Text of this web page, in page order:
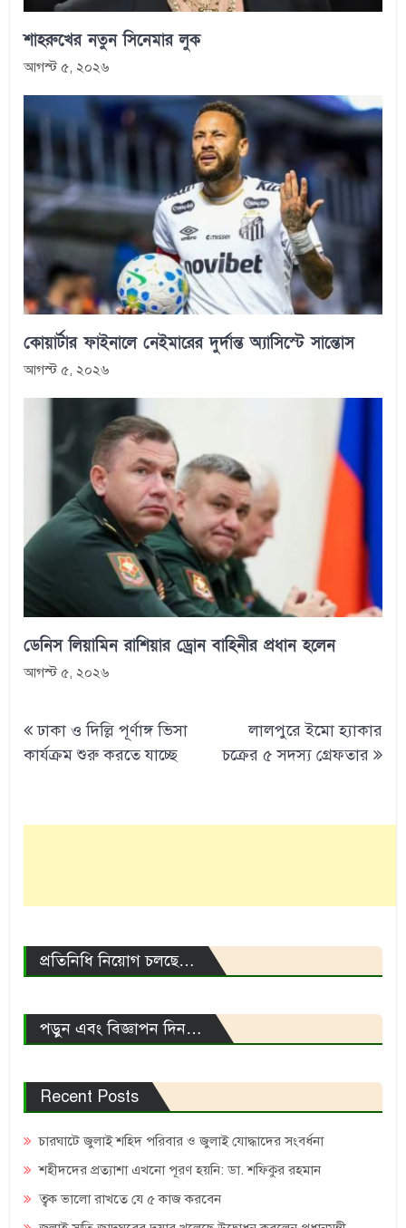
শাহরুখের নতুন সিনেমার লুক
আগস্ট ৫, ২০২৬
কোয়ার্টার ফাইনালে নেইমারের দুর্দান্ত অ্যাসিস্টে সান্তোস
আগস্ট ৫, ২০২৬
ডেনিস লিয়ামিন রাশিয়ার ড্রোন বাহিনীর প্রধান হলেন
আগস্ট ৫, ২০২৬
navigation
ঢাকা ও দিল্লি পূর্ণাঙ্গ ভিসা
কার্যক্রম শুরু করতে যাচ্ছে
লালপুরে ইমো হ্যাকার
চক্রের ৫ সদস্য গ্রেফতার
প্রতিনিধি নিয়োগ চলছে…
পড়ুন এবং বিজ্ঞাপন দিন…
Recent Posts
চারঘাটে জুলাই শহিদ পরিবার ও জুলাই যোদ্ধাদের সংবর্ধনা
শহীদদের প্রত্যাশা এখনো পূরণ হয়নি: ডা. শফিকুর রহমান
ত্বক ভালো রাখতে যে ৫ কাজ করবেন